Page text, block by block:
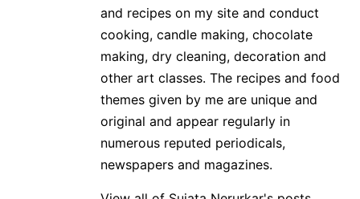
and recipes on my site and conduct
cooking, candle making, chocolate
making, dry cleaning, decoration and
other art classes. The recipes and food
themes given by me are unique and
original and appear regularly in
numerous reputed periodicals,
newspapers and magazines.